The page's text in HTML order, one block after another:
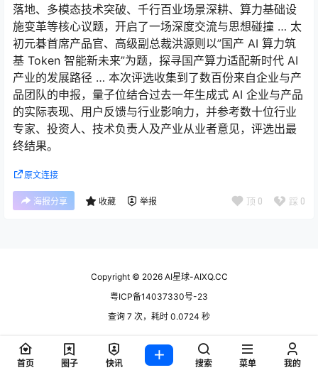
落地、多模态技术突破、千行百业场景深耕、算力基础设
施变革等核心议题，开启了一场深度交流与思想碰撞 … 太
初元碁首席产品官、高级副总裁洪源则以”国产 AI 算力筑
基 Token 智能新未来”为题，探寻国产算力适配新时代 AI
产业的发展路径 … 本次评选收集到了数百份来自企业与产
品团队的申报，量子位结合过去一年生成式 AI 企业与产品
的实际表现、用户反馈与行业影响力，并参考数十位行业
专家、投资人、技术负责人及产业从业者意见，评选出最
终结果。
原文连接
海报分享 收藏 举报 顶 0 踩 0
Copyright © 2026AI星球-AIXQ.CC
粤ICP备14037330号-23
查询 7 次，耗时 0.0724 秒
首页 圈子 快讯 搜索 菜单 我的